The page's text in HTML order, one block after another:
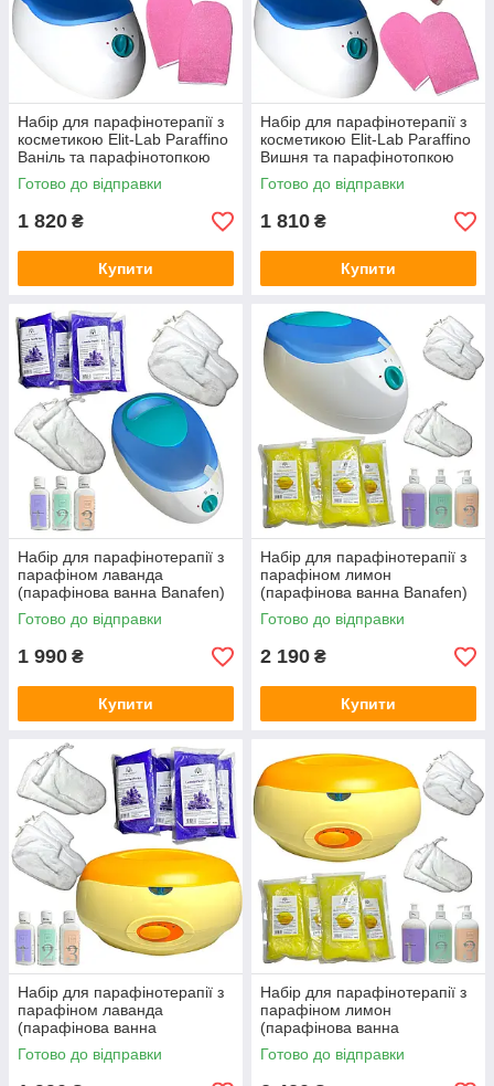
Набір для парафінотерапії з
косметикою Elit-Lab Paraffino
Ваніль та парафінотопкою
Banafen
Готово до відправки
1 820 ₴
Купити
Набір для парафінотерапії з
косметикою Elit-Lab Paraffino
Вишня та парафінотопкою
Banafen
Готово до відправки
1 810 ₴
Купити
Набір для парафінотерапії з
парафіном лаванда
(парафінова ванна Banafen)
Готово до відправки
1 990 ₴
Купити
Набір для парафінотерапії з
парафіном лимон
(парафінова ванна Banafen)
Готово до відправки
2 190 ₴
Купити
Набір для парафінотерапії з
парафіном лаванда
(парафінова ванна
помаранчева)
Готово до відправки
Набір для парафінотерапії з
парафіном лимон
(парафінова ванна
помаранчева)
Готово до відправки